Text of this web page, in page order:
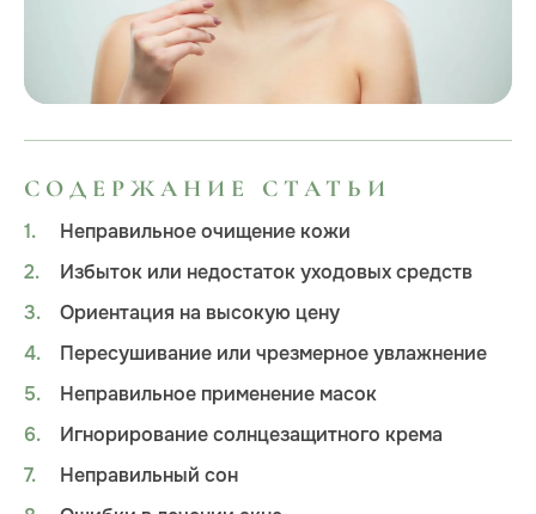
СОДЕРЖАНИЕ СТАТЬИ
Неправильное очищение кожи
Избыток или недостаток уходовых средств
Ориентация на высокую цену
Пересушивание или чрезмерное увлажнение
Неправильное применение масок
Игнорирование солнцезащитного крема
Неправильный сон